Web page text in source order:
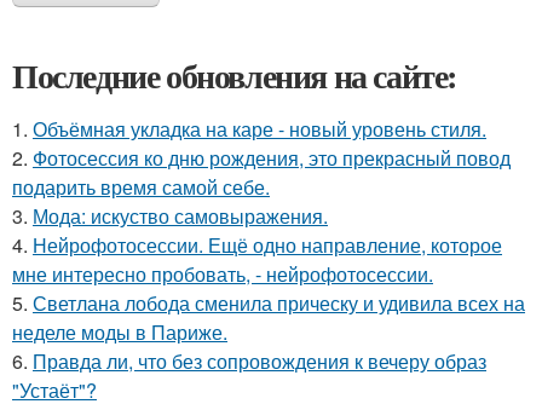
Последние обновления на сайте:
1. Объёмная укладка на каре - новый уровень стиля.
2. Фотосессия ко дню рождения, это прекрасный повод
подарить время самой себе.
3. Мода: искуство самовыражения.
4. Нейрофотосессии. Ещё одно направление, которое
мне интересно пробовать, - нейрофотосессии.
5. Светлана лобода сменила прическу и удивила всех на
неделе моды в Париже.
6. Правда ли, что без сопровождения к вечеру образ
"Устаёт"?